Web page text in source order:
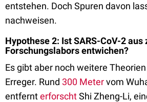
entstehen. Doch Spuren davon
nachweisen.
Hypothese 2: Ist SARS-CoV-2 aus
Forschungslabors entwichen?
Es gibt aber noch weitere
Erreger. Rund 300 Metervom
entfernterforschtShi Zheng-Li,